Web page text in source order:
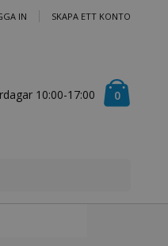
IN SKAPA ETT KONTO
0artiklar
10:00-17:00